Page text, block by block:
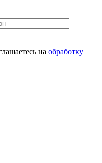
на обработку